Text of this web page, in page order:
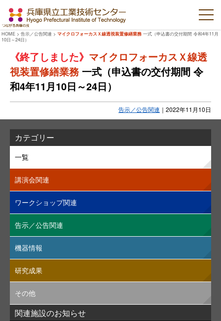
HOME > 告示／公告関連 > マイクロフォーカスＸ線透視装置修繕業務 一式（申込書の交付期間 令和4年11月
10日～24日）
マイクロフォーカスＸ線透
視装置修繕業務一式（申込書の交付期間 令
和4年11月10日～24日）
告示／公告関連 ｜ 2022年11月10日
カテゴリー
一覧
講演会関連
ワークショップ関連
告示／公告関連
機器情報
研究成果
その他
関連施設のお知らせ